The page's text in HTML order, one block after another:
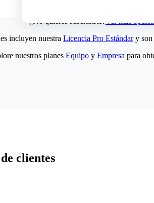
¿No quieres suscribirte?Ver más
incluyen nuestra Licencia Pro Estándary son
nuestros planes Equipo y Empresa para
clientes